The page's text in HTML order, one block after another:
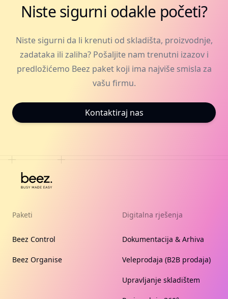
Niste sigurni odakle početi?
Niste sigurni da li krenuti od skladišta, proizvodnje,
zadataka ili zaliha? Pošaljite nam trenutni izazov i
predložićemo Beez paket koji ima najviše smisla za
vašu firmu.
Kontaktiraj nas
Paketi
Beez Control
Beez Organise
Digitalna rješenja
Dokumentacija & Arhiva
Veleprodaja (B2B prodaja)
Upravljanje skladištem